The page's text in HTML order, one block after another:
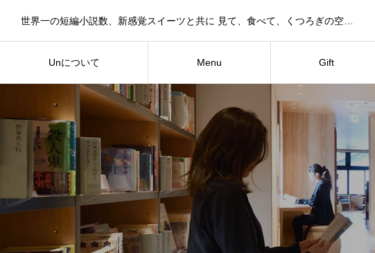
Unについて Menu Gift